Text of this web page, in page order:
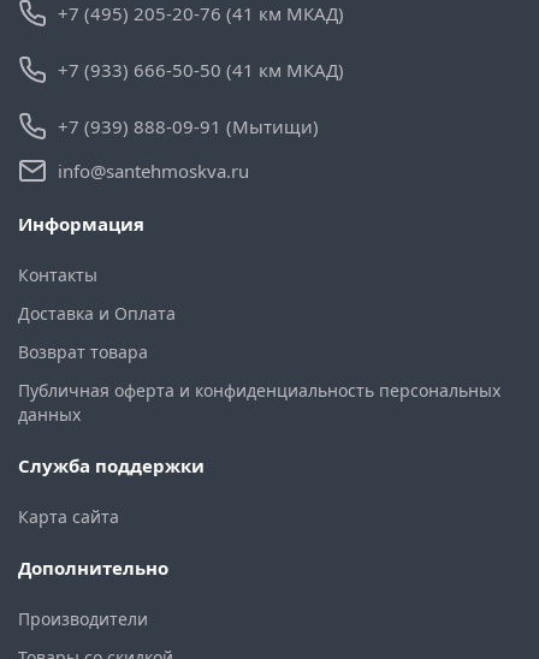
+7 (495) 205-20-76 (41 км МКАД)
+7 (933) 666-50-50 (41 км МКАД)
+7 (939) 888-09-91 (Мытищи)
info@santehmoskva.ru
Информация
Контакты
Доставка и Оплата
Возврат товара
Публичная оферта и конфиденциальность персональных
данных
Служба поддержки
Карта сайта
Дополнительно
Производители